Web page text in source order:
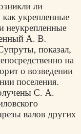
ли
укрепленные
неукрепленные
А. В.
показал,
на
о возведении
поселения.
С. А.
валов других